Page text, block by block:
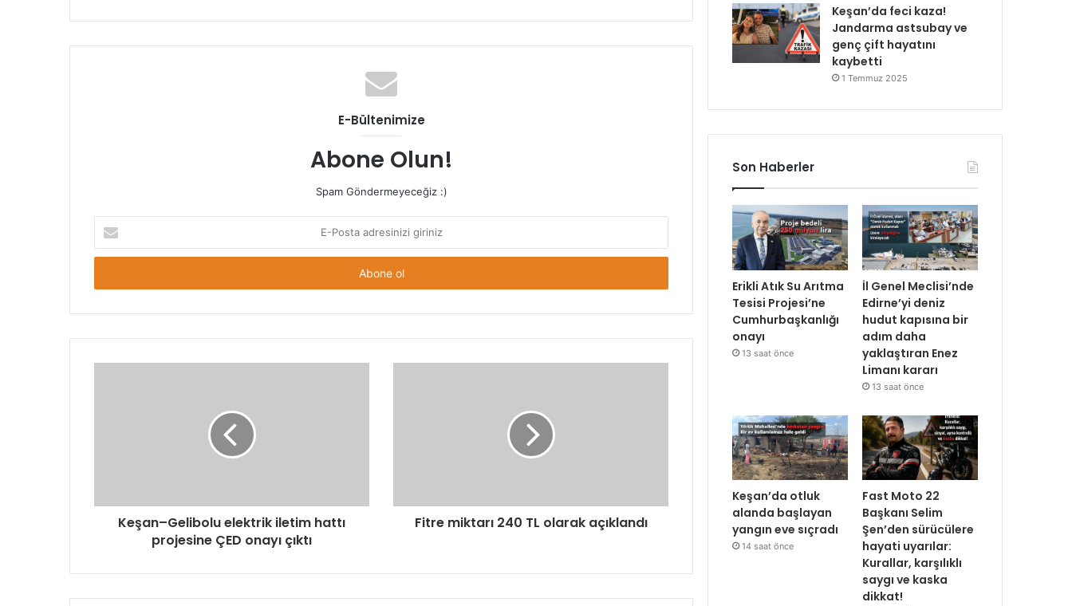
E-Bültenimize
Abone Olun!
Spam Göndermeyeceğiz :)
Posta
adresinizi
Keşan–Gelibolu elektrik iletim hattı
projesine ÇED onayı çıktı
Fitre miktarı 240 TL olarak açıklandı
Keşan’da feci kaza!
Jandarma astsubay ve
genç çift hayatını
kaybetti
1 Temmuz 2025
Son Haberler
Erikli Atık Su Arıtma
Tesisi Projesi’ne
Cumhurbaşkanlığı
onayı
13 saat önce
İl Genel Meclisi’nde
Edirne’yi deniz
hudut kapısına bir
adım daha
yaklaştıran Enez
Limanı kararı
13 saat önce
Keşan’da otluk
alanda başlayan
yangın eve sıçradı
14 saat önce
Fast Moto 22
Başkanı Selim
Şen’den sürücülere
hayati uyarılar:
Kurallar, karşılıklı
saygı ve kaska
dikkat!